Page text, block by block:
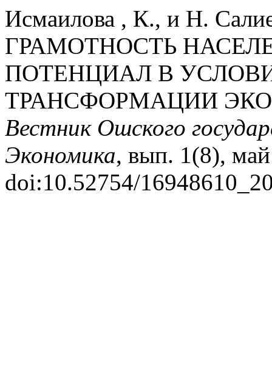
Исмаилова , К., и Н.
ГРАМОТНОСТЬ
ПОТЕНЦИАЛ В
ТРАНСФОРМАЦИИ
Вестник Ошского
Экономика, вып. 1(8),
doi:10.52754/